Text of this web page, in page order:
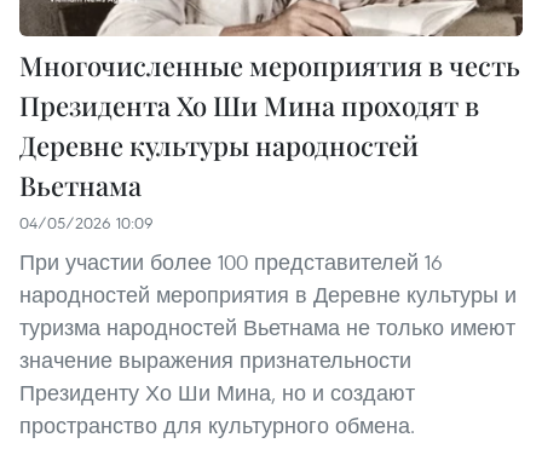
Многочисленные мероприятия в честь
Президента Хо Ши Мина проходят в
Деревне культуры народностей
Вьетнама
04/05/2026 10:09
При участии более 100 представителей 16
народностей мероприятия в Деревне культуры и
туризма народностей Вьетнама не только имеют
значение выражения признательности
Президенту Хо Ши Мина, но и создают
пространство для культурного обмена.